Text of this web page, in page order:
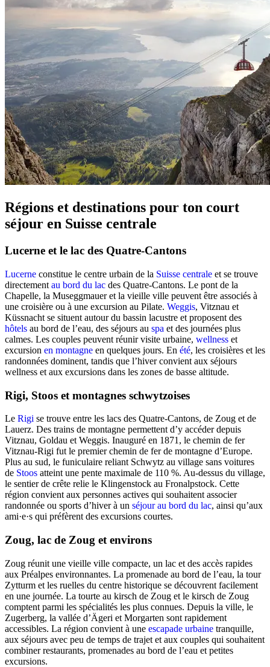
Régions et destinations pour ton court
séjour en Suisse centrale
Lucerne et le lac des Quatre-Cantons
Lucerne constitue le centre urbain de la Suisse centrale et se trouve
directement au bord du lac des Quatre-Cantons. Le pont de la
Chapelle, la Museggmauer et la vieille ville peuvent être associés à
une croisière ou à une excursion au Pilate. Weggis, Vitznau et
Küssnacht se situent autour du bassin lacustre et proposent des
hôtels au bord de l’eau, des séjours au spa et des journées plus
calmes. Les couples peuvent réunir visite urbaine, wellness et
excursion en montagne en quelques jours. En été, les croisières et les
randonnées dominent, tandis que l’hiver convient aux séjours
wellness et aux excursions dans les zones de basse altitude.
Rigi, Stoos et montagnes schwytzoises
Le Rigi se trouve entre les lacs des Quatre-Cantons, de Zoug et de
Lauerz. Des trains de montagne permettent d’y accéder depuis
Vitznau, Goldau et Weggis. Inauguré en 1871, le chemin de fer
Vitznau-Rigi fut le premier chemin de fer de montagne d’Europe.
Plus au sud, le funiculaire reliant Schwytz au village sans voitures
de Stoos atteint une pente maximale de 110 %. Au-dessus du village,
le sentier de crête relie le Klingenstock au Fronalpstock. Cette
région convient aux personnes actives qui souhaitent associer
randonnée ou sports d’hiver à un séjour au bord du lac, ainsi qu’aux
ami·e·s qui préfèrent des excursions courtes.
Zoug, lac de Zoug et environs
Zoug réunit une vieille ville compacte, un lac et des accès rapides
aux Préalpes environnantes. La promenade au bord de l’eau, la tour
Zytturm et les ruelles du centre historique se découvrent facilement
en une journée. La tourte au kirsch de Zoug et le kirsch de Zoug
comptent parmi les spécialités les plus connues. Depuis la ville, le
Zugerberg, la vallée d’Ägeri et Morgarten sont rapidement
accessibles. La région convient à une escapade urbaine tranquille,
aux séjours avec peu de temps de trajet et aux couples qui souhaitent
combiner restaurants, promenades au bord de l’eau et petites
excursions.